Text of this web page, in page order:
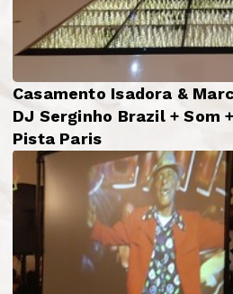
Casamento Isadora &
DJ Serginho Brazil + Som
Pista Paris